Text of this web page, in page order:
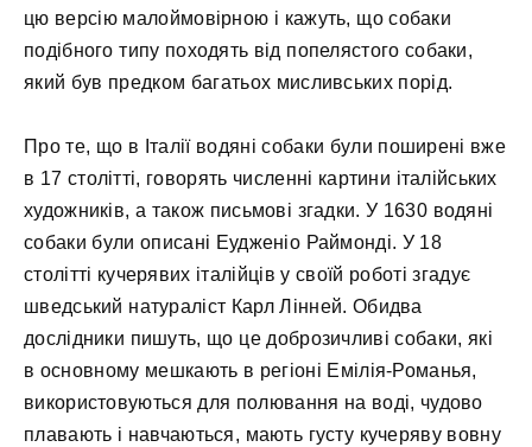
цю версію малоймовірною і кажуть, що собаки
подібного типу походять від попелястого собаки,
який був предком багатьох мисливських порід.
Про те, що в Італії водяні собаки були поширені вже
в 17 столітті, говорять численні картини італійських
художників, а також письмові згадки. У 1630 водяні
собаки були описані Еудженіо Раймонді. У 18
столітті кучерявих італійців у своїй роботі згадує
шведський натураліст Карл Лінней. Обидва
дослідники пишуть, що це доброзичливі собаки, які
в основному мешкають в регіоні Емілія-Романья,
використовуються для полювання на воді, чудово
плавають і навчаються, мають густу кучеряву вовну